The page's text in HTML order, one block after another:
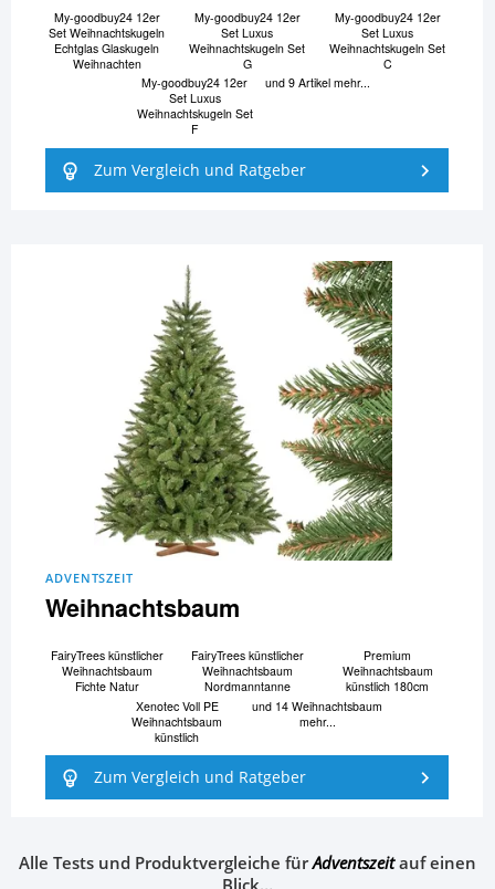
My-goodbuy24 12er
Set Weihnachtskugeln
Echtglas Glaskugeln
Weihnachten
My-goodbuy24 12er
Set Luxus
Weihnachtskugeln Set
G
My-goodbuy24 12er
Set Luxus
Weihnachtskugeln Set
C
My-goodbuy24 12er
Set Luxus
Weihnachtskugeln Set
F
und 9 Artikel mehr...
Zum Vergleich und Ratgeber
ADVENTSZEIT
Weihnachtsbaum
FairyTrees künstlicher
Weihnachtsbaum
Fichte Natur
FairyTrees künstlicher
Weihnachtsbaum
Nordmanntanne
Premium
Weihnachtsbaum
künstlich 180cm
Xenotec Voll PE
Weihnachtsbaum
künstlich
und 14 Weihnachtsbaum
mehr...
Zum Vergleich und Ratgeber
Alle Tests und Produktvergleiche fürAdventszeitauf einen